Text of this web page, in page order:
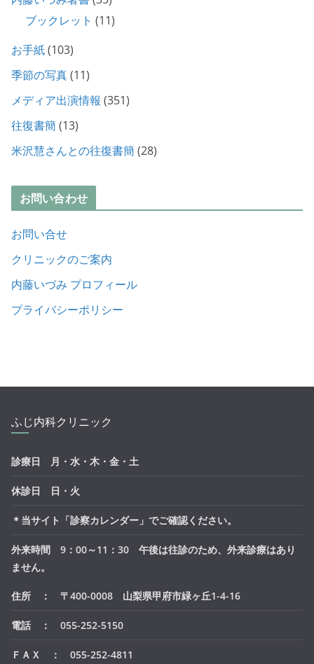
ブックレット (11)
お手紙(103)
季節の写真(11)
メディア出演情報 (351)
往復書簡 (13)
米沢慧さんとの往復書簡 (28)
お問い合わせ
お問い合せ
クリニックのご案内
内藤いづみ プロフィール
プライバシーポリシー
ふじ内科クリニック
診療日 月・水・木・金・土
休診日 日・火
＊当サイト「診察カレンダー」でご確認ください。
外来時間 9：00～11：30 午後は往診のため、外来診療はあり
ません。
住所 ： 〒400-0008 山梨県甲府市緑ヶ丘1-4-16
電話 ： 055-252-5150
ＦＡＸ ： 055-252-4811